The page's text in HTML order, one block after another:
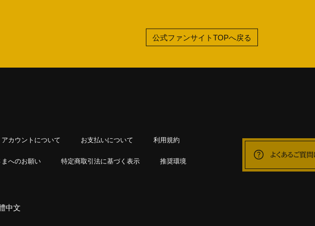
公式ファンサイトTOPへ戻る
アカウントについて お支払いについて 利用規約
まへのお願い 特定商取引法に基づく表示 推奨環境
中文
よくあるご質問